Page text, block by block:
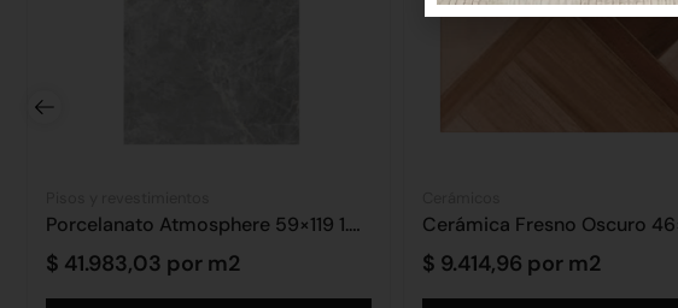
Porcelanato Atmosphere 59×119 1.40 m2
$ 41.983,03 por m2 $ 9.414,96 por m2